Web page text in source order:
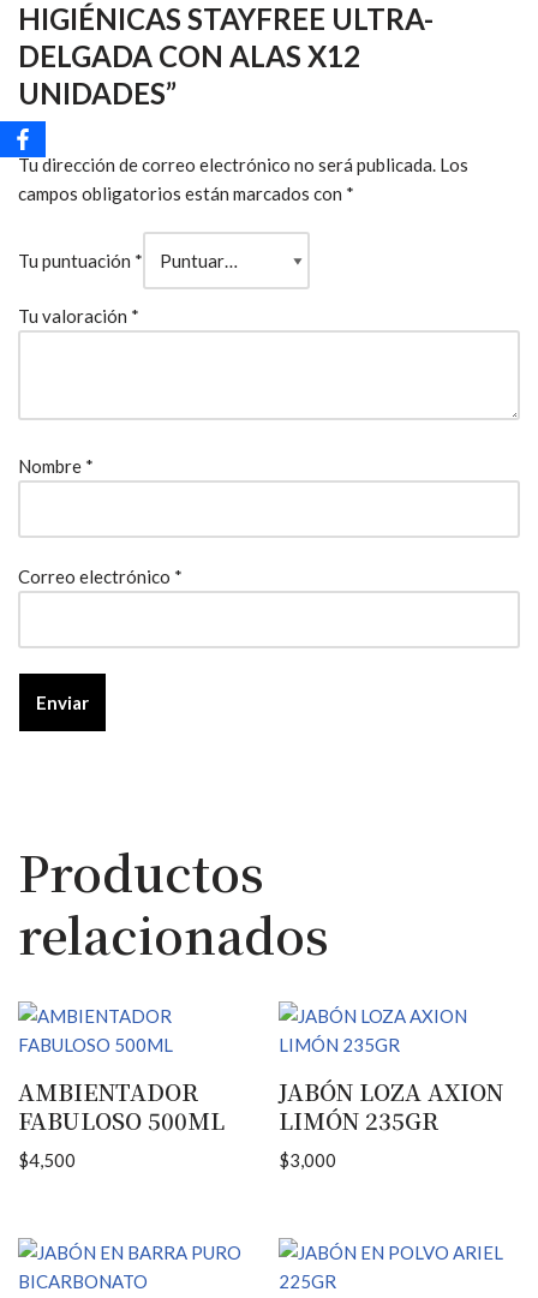
HIGIÉNICAS STAYFREE ULTRA-
DELGADA CON ALAS X12
UNIDADES”
Tu dirección de correo electrónico no será publicada. Los
campos obligatorios están marcados con *
Tu puntuación *
Tu valoración *
Nombre *
Correo electrónico *
Productos
relacionados
AMBIENTADOR
FABULOSO 500ML
$4,500
JABÓN LOZA AXION
LIMÓN 235GR
$3,000